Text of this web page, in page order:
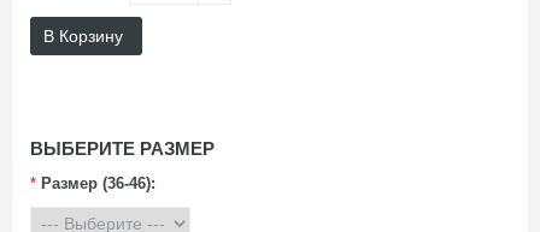
В Корзину
ВЫБЕРИТЕ РАЗМЕР
* Размер (36-46):